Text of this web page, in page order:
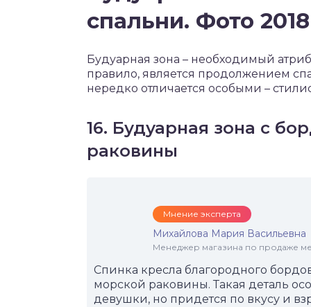
спальни. Фото
Будуарная зона – необходимый
правило, является продолжением
нередко отличается особыми –
16. Будуарная зона с
раковины
Мнение эксперта
Михайлова Мария Васильевна
Менеджер магазина по продаже
Спинка кресла благородного
морской раковины. Такая деталь
девушки, но придется по вкусу и